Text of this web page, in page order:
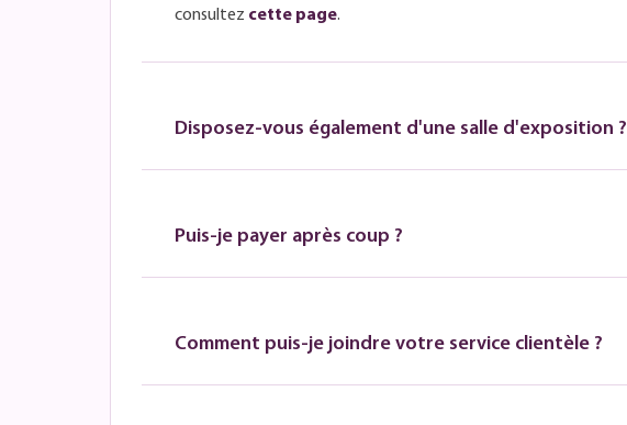
consultez cette page.
Disposez-vous également d'une salle d'exposition ?
Puis-je payer après coup ?
Comment puis-je joindre votre service clientèle ?